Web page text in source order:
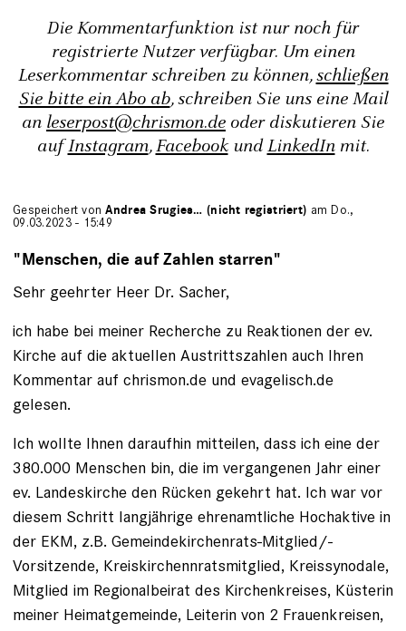
Die Kommentarfunktion ist nur noch für
registrierte Nutzer verfügbar. Um einen
Leserkommentar schreiben zu können,schließen
Sie bitte ein Abo ab, schreiben Sie uns eine Mail
an leserpost@chrismon.de oder diskutieren Sie
aufInstagram,FacebookundLinkedInmit.
Gespeichert vonAndrea Srugies… (nicht registriert) am Do.,
09.03.2023 - 15:49
"Menschen, die auf Zahlen starren"
Sehr geehrter Heer Dr. Sacher,
ich habe bei meiner Recherche zu Reaktionen der ev.
Kirche auf die aktuellen Austrittszahlen auch Ihren
Kommentar auf chrismon.de und evagelisch.de
gelesen.
Ich wollte Ihnen daraufhin mitteilen, dass ich eine der
380.000 Menschen bin, die im vergangenen Jahr einer
ev. Landeskirche den Rücken gekehrt hat. Ich war vor
diesem Schritt langjährige ehrenamtliche Hochaktive in
der EKM, z.B. Gemeindekirchenrats-Mitglied/-
Vorsitzende, Kreiskirchennratsmitglied, Kreissynodale,
Mitglied im Regionalbeirat des Kirchenkreises, Küsterin
meiner Heimatgemeinde, Leiterin von 2 Frauenkreisen,